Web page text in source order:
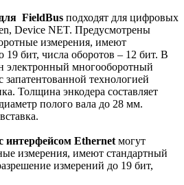
FieldBus подходят для цифровых
Device NET. Предусмотрены
измерения, имеют
19 бит, числа оборотов – 12 бит. В
электронный многооборотный
технологией
Толщина энкодера составляет
полого вала до 28 мм.
интерфейсом Ethernet могут
измерения, имеют стандартный
измерений до 19 бит,